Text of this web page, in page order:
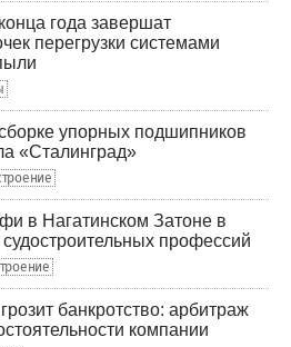
года завершат
перегрузки системами
упорных подшипников
«Сталинград»
в Нагатинском Затоне в
профессий
банкротство: арбитраж
компании